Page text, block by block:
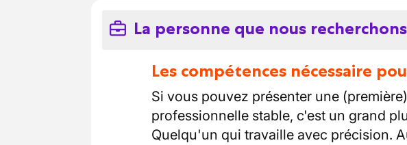
La personne que nous recherchons
Les compétences nécessaire
Si vous pouvez présenter une
professionnelle stable, c'est un grand
Quelqu'un qui travaille avec précision.